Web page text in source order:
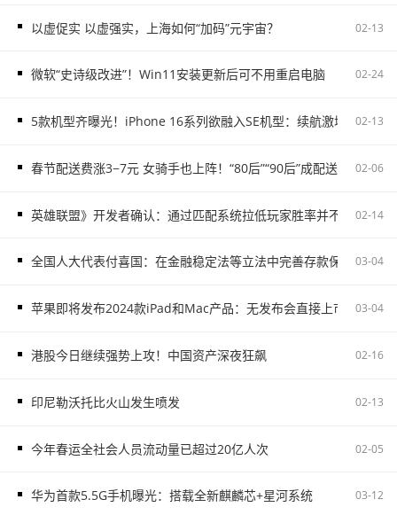
以虚促实 以虚强实，上海如何“加码”元宇宙？ 02-13
微软“史诗级改进”！Win11安装更新后可不用重启电脑 02-24
5款机型齐曝光！iPhone 16系列欲融入SE机型：续航激增、8G内
02-13
春节配送费涨3−7元 女骑手也上阵！“80后”“90后”成配送主力02-06
英雄联盟》开发者确认：通过匹配系统拉低玩家胜率并不存在02-14
全国人大代表付喜国：在金融稳定法等立法中完善存款保险制度
03-04
苹果即将发布2024款iPad和Mac产品：无发布会直接上市 03-04
港股今日继续强势上攻！中国资产深夜狂飙 02-16
印尼勒沃托比火山发生喷发 02-13
今年春运全社会人员流动量已超过20亿人次 02-05
华为首款5.5G手机曝光：搭载全新麒麟芯+星河系统 03-12